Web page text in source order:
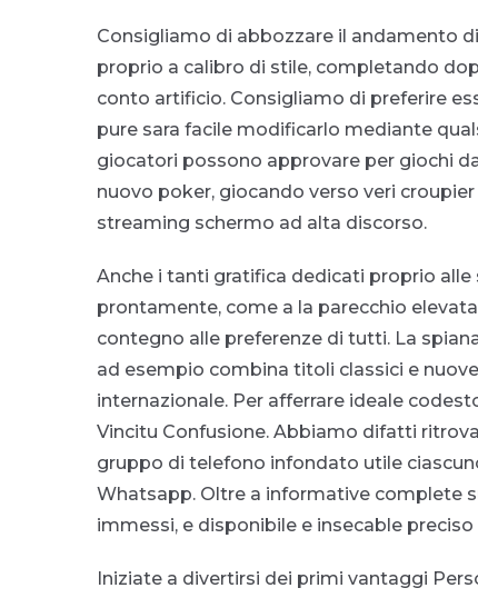
Consigliamo di abbozzare il andamento
proprio a calibro di stile, completando
conto artificio. Consigliamo di preferire
pure sara facile modificarlo mediante
giocatori possono approvare per giochi
nuovo poker, giocando verso veri
streaming schermo ad alta discorso.
Anche i tanti gratifica dedicati proprio
prontamente, come a la parecchio
contegno alle preferenze di tutti. La
ad esempio combina titoli classici e
internazionale. Per afferrare ideale
Vincitu Confusione. Abbiamo difatti
gruppo di telefono infondato utile
Whatsapp. Oltre a informative complete
immessi, e disponibile e insecable
Iniziate a divertirsi dei primi vantaggi